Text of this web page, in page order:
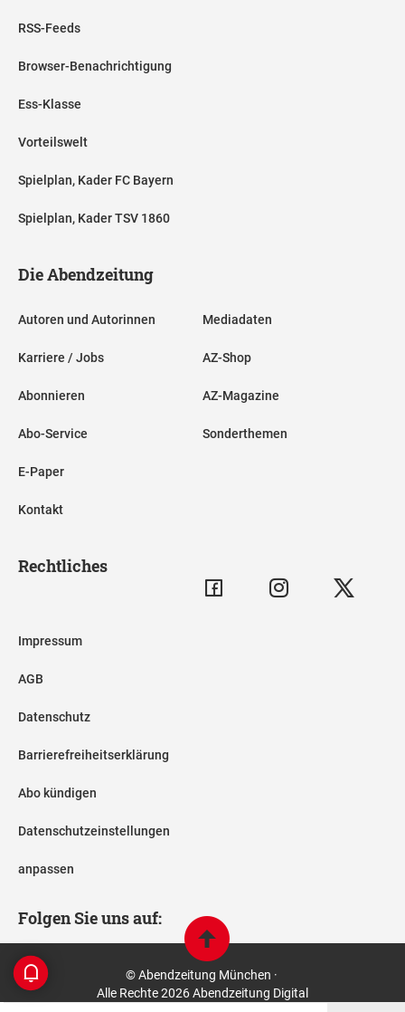
RSS-Feeds
Browser-Benachrichtigung
Ess-Klasse
Vorteilswelt
Spielplan, Kader FC Bayern
Spielplan, Kader TSV 1860
Die Abendzeitung
Autoren und Autorinnen
Karriere / Jobs
Abonnieren
Abo-Service
E-Paper
Kontakt
Mediadaten
AZ-Shop
AZ-Magazine
Sonderthemen
Rechtliches
Impressum
AGB
Datenschutz
Barrierefreiheitserklärung
Abo kündigen
Datenschutzeinstellungen
anpassen
Folgen Sie uns auf:
© Abendzeitung München ·
Alle Rechte 2026 Abendzeitung Digital